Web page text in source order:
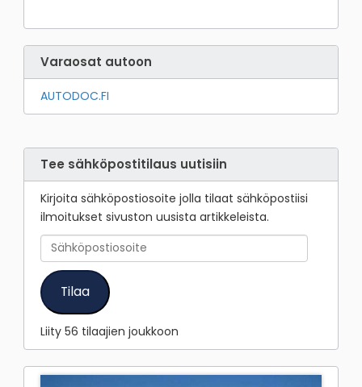
Varaosat autoon
AUTODOC.FI
Tee sähköpostitilaus uutisiin
Kirjoita sähköpostiosoite jolla tilaat sähköpostiisi
ilmoitukset sivuston uusista artikkeleista.
Sähköpostiosoite
Tilaa
Liity 56 tilaajien joukkoon